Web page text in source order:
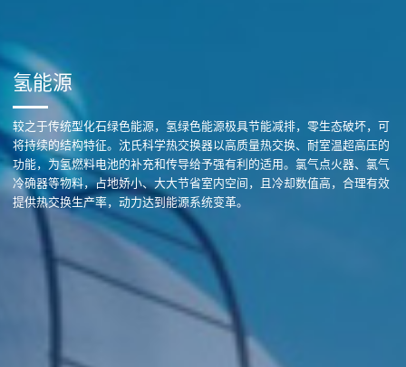
氢能源
较之于传统型化石绿色能源，氢绿色能源极具节能减排，零生态破坏，可
将持续的结构特征。沈氏科学热交换器以高质量热交换、耐室温超高压的
功能，为氢燃料电池的补充和传导给予强有利的适用。氯气点火器、氯气
冷确器等物料，占地娇小、大大节省室内空间，且冷却数值高，合理有效
提供热交换生产率，动力达到能源系统变革。